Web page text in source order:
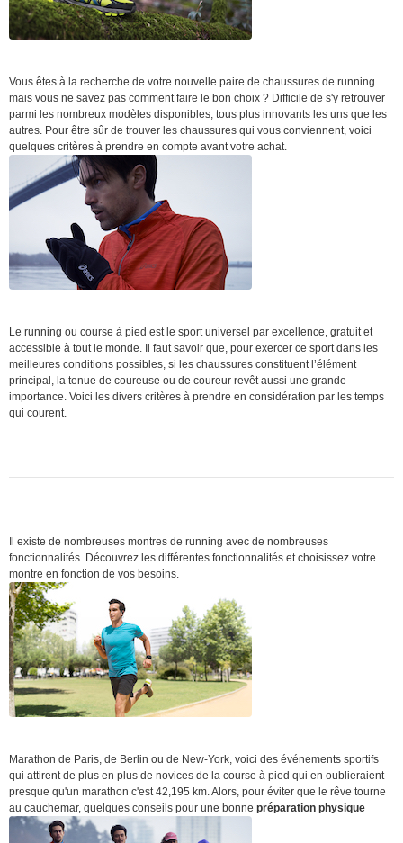
Vous êtes à la recherche de votre nouvelle paire de chaussures de running
mais vous ne savez pas comment faire le bon choix ? Difficile de s'y retrouver
parmi les nombreux modèles disponibles, tous plus innovants les uns que les
autres. Pour être sûr de trouver les chaussures qui vous conviennent, voici
quelques critères à prendre en compte avant votre achat.
Le running ou course à pied est le sport universel par excellence, gratuit et
accessible à tout le monde. Il faut savoir que, pour exercer ce sport dans les
meilleures conditions possibles, si les chaussures constituent l’élément
principal, la tenue de coureuse ou de coureur revêt aussi une grande
importance. Voici les divers critères à prendre en considération par les temps
qui courent.
Il existe de nombreuses montres de running avec de nombreuses
fonctionnalités. Découvrez les différentes fonctionnalités et choisissez votre
montre en fonction de vos besoins.
Marathon de Paris, de Berlin ou de New-York, voici des événements sportifs
qui attirent de plus en plus de novices de la course à pied qui en oublieraient
presque qu'un marathon c'est 42,195 km. Alors, pour éviter que le rêve tourne
au cauchemar, quelques conseils pour une bonne préparation physique